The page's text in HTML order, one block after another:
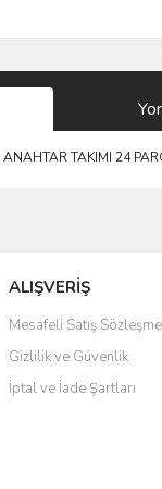
TAKIMI 24
veya görüntülenemiyor.
bilgiler bulunuyor.
bulunuyor.
daha pahalı.
olmalı.
ALIŞVERİŞ
Mesafeli Satış
Gizlilik ve Güvenlik
İptal ve İade Şartları